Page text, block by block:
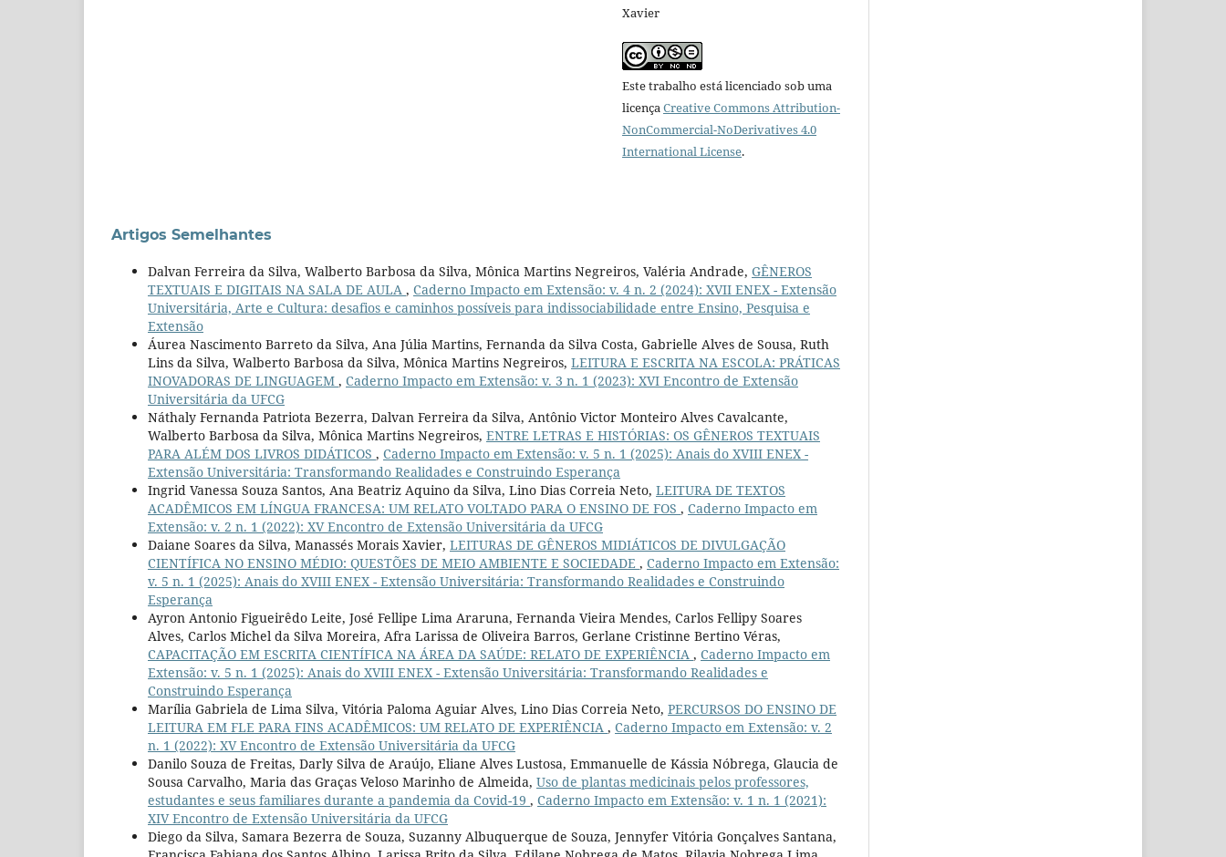
Xavier
Este trabalho está licenciado sob uma
licençaCreative Commons Attribution-
NonCommercial-NoDerivatives 4.0
International License.
Artigos Semelhantes
Dalvan Ferreira da Silva, Walberto Barbosa da Silva, Mônica Martins Negreiros, Valéria Andrade, GÊNEROS
TEXTUAIS E DIGITAIS NA SALA DE AULA , Caderno Impacto em Extensão: v. 4 n. 2 (2024): XVII ENEX - Extensão
Universitária, Arte e Cultura: desafios e caminhos possíveis para indissociabilidade entre Ensino, Pesquisa e
Extensão
Áurea Nascimento Barreto da Silva, Ana Júlia Martins, Fernanda da Silva Costa, Gabrielle Alves de Sousa, Ruth
Lins da Silva, Walberto Barbosa da Silva, Mônica Martins Negreiros, LEITURA E ESCRITA NA ESCOLA: PRÁTICAS
INOVADORAS DE LINGUAGEM , Caderno Impacto em Extensão: v. 3 n. 1 (2023): XVI Encontro de Extensão
Universitária da UFCG
Náthaly Fernanda Patriota Bezerra, Dalvan Ferreira da Silva, Antônio Victor Monteiro Alves Cavalcante,
Walberto Barbosa da Silva, Mônica Martins Negreiros, ENTRE LETRAS E HISTÓRIAS: OS GÊNEROS TEXTUAIS
PARA ALÉM DOS LIVROS DIDÁTICOS , Caderno Impacto em Extensão: v. 5 n. 1 (2025): Anais do XVIII ENEX -
Extensão Universitária: Transformando Realidades e Construindo Esperança
Ingrid Vanessa Souza Santos, Ana Beatriz Aquino da Silva, Lino Dias Correia Neto, LEITURA DE TEXTOS
ACADÊMICOS EM LÍNGUA FRANCESA: UM RELATO VOLTADO PARA O ENSINO DE FOS , Caderno Impacto em
Extensão: v. 2 n. 1 (2022): XV Encontro de Extensão Universitária da UFCG
Daiane Soares da Silva, Manassés Morais Xavier, LEITURAS DE GÊNEROS MIDIÁTICOS DE DIVULGAÇÃO
CIENTÍFICA NO ENSINO MÉDIO: QUESTÕES DE MEIO AMBIENTE E SOCIEDADE , Caderno Impacto em Extensão:
v. 5 n. 1 (2025): Anais do XVIII ENEX - Extensão Universitária: Transformando Realidades e Construindo
Esperança
Ayron Antonio Figueirêdo Leite, José Fellipe Lima Araruna, Fernanda Vieira Mendes, Carlos Fellipy Soares
Alves, Carlos Michel da Silva Moreira, Afra Larissa de Oliveira Barros, Gerlane Cristinne Bertino Véras,
CAPACITAÇÃO EM ESCRITA CIENTÍFICA NA ÁREA DA SAÚDE: RELATO DE EXPERIÊNCIA , Caderno Impacto em
Extensão: v. 5 n. 1 (2025): Anais do XVIII ENEX - Extensão Universitária: Transformando Realidades e
Construindo Esperança
Marília Gabriela de Lima Silva, Vitória Paloma Aguiar Alves, Lino Dias Correia Neto, PERCURSOS DO ENSINO DE
LEITURA EM FLE PARA FINS ACADÊMICOS: UM RELATO DE EXPERIÊNCIA , Caderno Impacto em Extensão: v. 2
n. 1 (2022): XV Encontro de Extensão Universitária da UFCG
Danilo Souza de Freitas, Darly Silva de Araújo, Eliane Alves Lustosa, Emmanuelle de Kássia Nóbrega, Glaucia de
Sousa Carvalho, Maria das Graças Veloso Marinho de Almeida, Uso de plantas medicinais pelos professores,
estudantes e seus familiares durante a pandemia da Covid-19 , Caderno Impacto em Extensão: v. 1 n. 1 (2021):
XIV Encontro de Extensão Universitária da UFCG
Diego da Silva, Samara Bezerra de Souza, Suzanny Albuquerque de Souza, Jennyfer Vitória Gonçalves Santana,